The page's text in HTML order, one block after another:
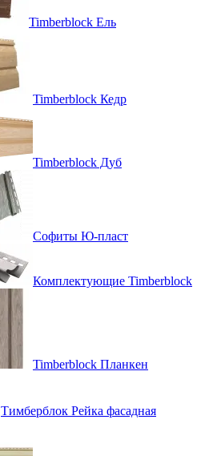
Timberblock Ель
Timberblock Кедр
Timberblock Дуб
Софиты Ю-пласт
Комплектующие Timberblock
Timberblock Планкен
Тимберблок Рейка фасадная